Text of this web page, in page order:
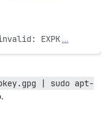
EXPK …
| sudo apt-